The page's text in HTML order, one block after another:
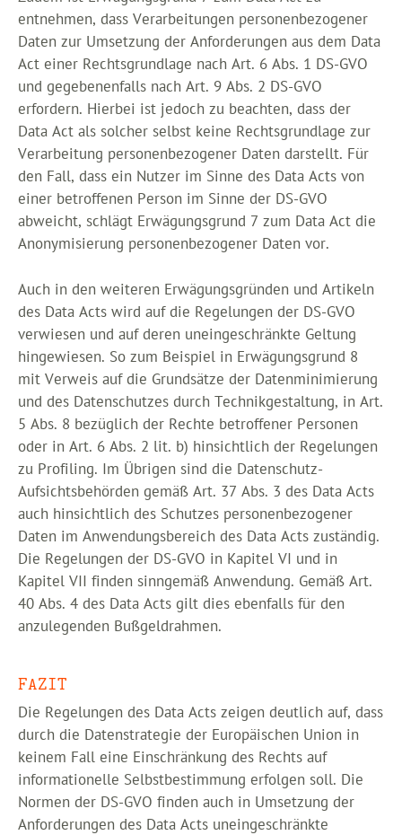
entnehmen, dass Verarbeitungen personenbezogener
Daten zur Umsetzung der Anforderungen aus dem Data
Act einer Rechtsgrundlage nach Art. 6 Abs. 1 DS-GVO
und gegebenenfalls nach Art. 9 Abs. 2 DS-GVO
erfordern. Hierbei ist jedoch zu beachten, dass der
Data Act als solcher selbst keine Rechtsgrundlage zur
Verarbeitung personenbezogener Daten darstellt. Für
den Fall, dass ein Nutzer im Sinne des Data Acts von
einer betroffenen Person im Sinne der DS-GVO
abweicht, schlägt Erwägungsgrund 7 zum Data Act die
Anonymisierung personenbezogener Daten vor.
Auch in den weiteren Erwägungsgründen und Artikeln
des Data Acts wird auf die Regelungen der DS-GVO
verwiesen und auf deren uneingeschränkte Geltung
hingewiesen. So zum Beispiel in Erwägungsgrund 8
mit Verweis auf die Grundsätze der Datenminimierung
und des Datenschutzes durch Technikgestaltung, in Art.
5 Abs. 8 bezüglich der Rechte betroffener Personen
oder in Art. 6 Abs. 2 lit. b) hinsichtlich der Regelungen
zu Profiling. Im Übrigen sind die Datenschutz-
Aufsichtsbehörden gemäß Art. 37 Abs. 3 des Data Acts
auch hinsichtlich des Schutzes personenbezogener
Daten im Anwendungsbereich des Data Acts zuständig.
Die Regelungen der DS-GVO in Kapitel VI und in
Kapitel VII finden sinngemäß Anwendung. Gemäß Art.
40 Abs. 4 des Data Acts gilt dies ebenfalls für den
anzulegenden Bußgeldrahmen.
FAZIT
Die Regelungen des Data Acts zeigen deutlich auf, dass
durch die Datenstrategie der Europäischen Union in
keinem Fall eine Einschränkung des Rechts auf
informationelle Selbstbestimmung erfolgen soll. Die
Normen der DS-GVO finden auch in Umsetzung der
Anforderungen des Data Acts uneingeschränkte